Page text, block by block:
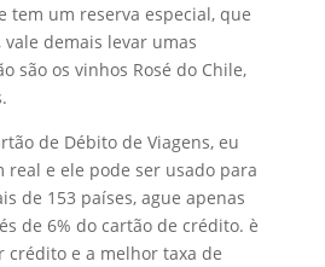
tem um reserva especial, que
demais levar umas
são os vinhos Rosé do Chile,
de Débito de Viagens, eu
real e ele pode ser usado para
de 153 países, ague apenas
de 6% do cartão de crédito. è
crédito e a melhor taxa de